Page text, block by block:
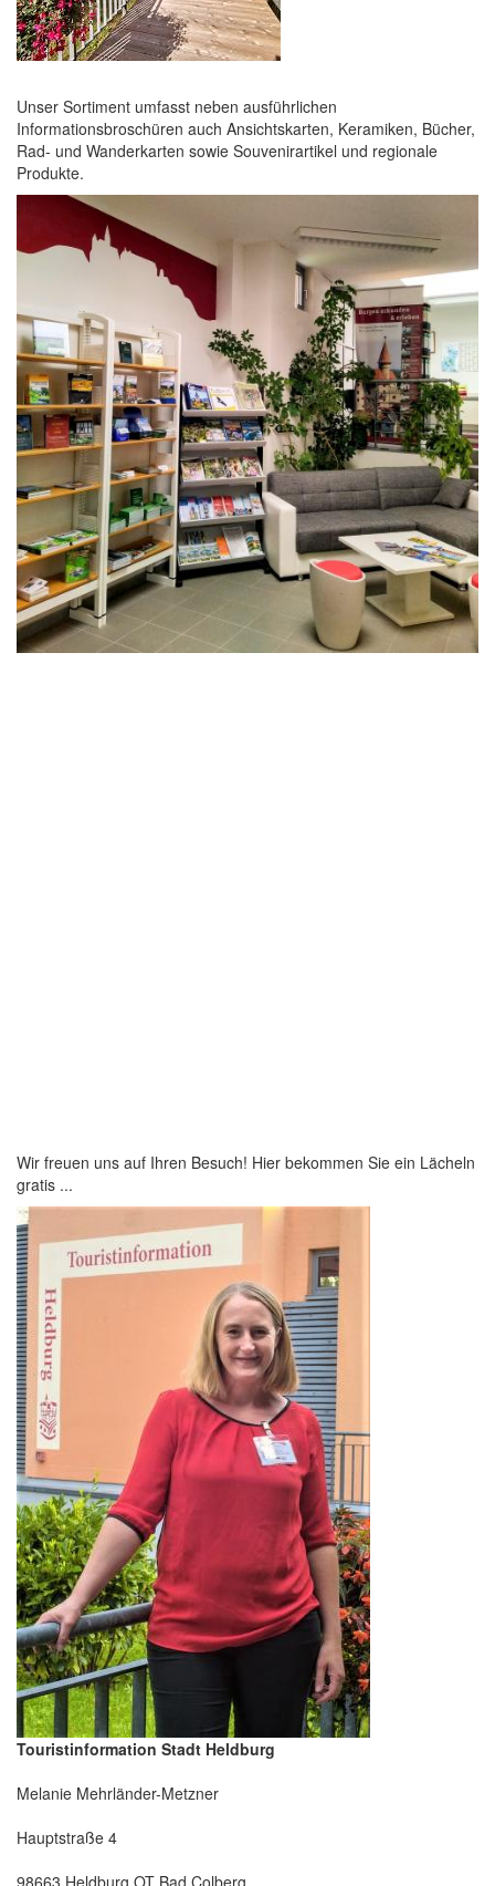
Unser Sortiment umfasst neben ausführlichen
Informationsbroschüren auch Ansichtskarten, Keramiken, Bücher,
Rad- und Wanderkarten sowie Souvenirartikel und regionale
Produkte.
Wir freuen uns auf Ihren Besuch! Hier bekommen Sie ein Lächeln
gratis ...
Touristinformation Stadt Heldburg
Melanie Mehrländer-Metzner
Hauptstraße 4